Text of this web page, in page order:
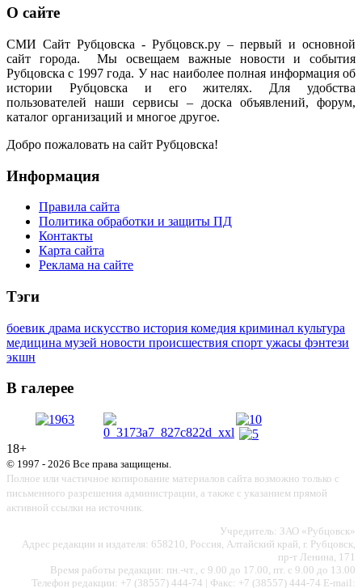
О сайте
СМИ Сайт Рубцовска - Рубцовск.ру – первый и основной
сайт города. Мы освещаем важные новости и события
Рубцовска с 1997 года. У нас наиболее полная информация об
истории Рубцовска и его жителях. Для удобства
пользователей наши сервисы – доска объявлений, форум,
каталог организаций и многое другое.
Добро пожаловать на сайт Рубцовска!
Информация
Правила сайта
Политика обработки и защиты ПД
Контакты
Карта сайта
Реклама на сайте
Тэги
боевик драма искусство история комедия криминал культура
медицина музей новости происшествия спорт ужасы фэнтези
экшн
В галерее
18+
© 1997 - 2026 Все права защищены.
Полное или частичное копирование материалов сайта возможно только с
письменного разрешения администрации, а также с указанием прямой
активной ссылки на источник.
Учредитель: ЗАО «Рубцовск»
Адрес редакции и издателя: 658210, Россия, Алтайский край, г. Рубцовск,
пр-т Ленина, 171
Время работы редакции: пн.-чт., с 9.00 до 17.00, пт. с 9.00 до 13.00
Телефон редакции: +7 (38557) 444-74 | Факс: +7 (38557) 444-74 E-mail: